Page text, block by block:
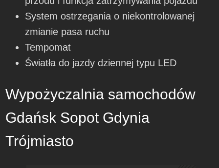
System ostrzegania o niekontrolowanej
zmianie pasa ruchu
Tempomat
Światła do jazdy dziennej typu LED
Wypożyczalnia samochodów
Gdańsk Sopot Gdynia
Trójmiasto